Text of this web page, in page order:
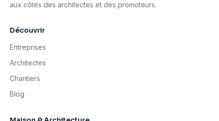
aux côtés des architectes et des promoteurs.
Découvrir
Entreprises
Architectes
Chantiers
Blog